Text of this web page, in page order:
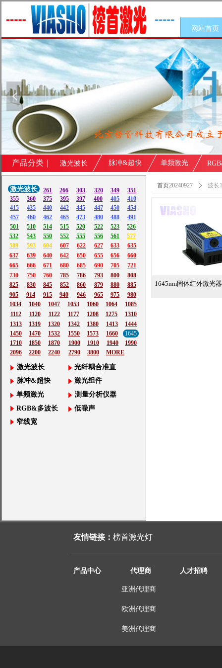
넳
网站首页
1645nm固体红外激光
首页20240927 ꄲ 波长
261
532
266 303 320 349
351
355
360 375 395 397 400 405
410
415
435 440 442 445 447 450
454
491
488
480
473
465
462
460
457
501
510 514 515 520 522
523
543
550 552 555 556 561
526
577
604
593
589 607 622 627 633
635
637
639 640 642 650 655 656
660
666
671 680 685 690 705
721
750
760
730
665
785
786 793 800
808
825
830 845 852 860 880
879
914
885
915
940 946 965 975 980
905
1034
1040 1047 1053 1060 1064
1085
1275
1208
1177
1122
1120
1112
1310
1413
1380 1444
1342
1320
1319
1313
1660
1645
1573
1550
1532
1470
1450
1940
1910
1900
1870
1850
1710
2790
2200 3800
2096
1990
MORE
单频激光
光纤耦合准直
激光波长
脉冲&超快
RGB&多波长
激光组件
测量分析仪器
低噪声
窄线宽
2240
激光波长
产品分类｜ 激光波长 脉冲&超快 单频激光
产品中心 代理商 人才招聘
亚洲代理商
欧洲代理商
美洲代理商
友情链接： 榜首激光灯